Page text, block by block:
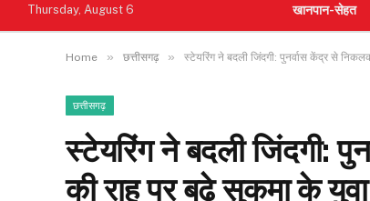
Thursday, August 6 खानपान-सेहत
Home » छत्तीसगढ़ » स्टेयरिंग ने बदली जिंदगी: पुनर्वास केंद्र से
छत्तीसगढ़
स्टेयरिंग ने बदली जिंदगी:
की राह पर बढ़े सुकमा के युवा